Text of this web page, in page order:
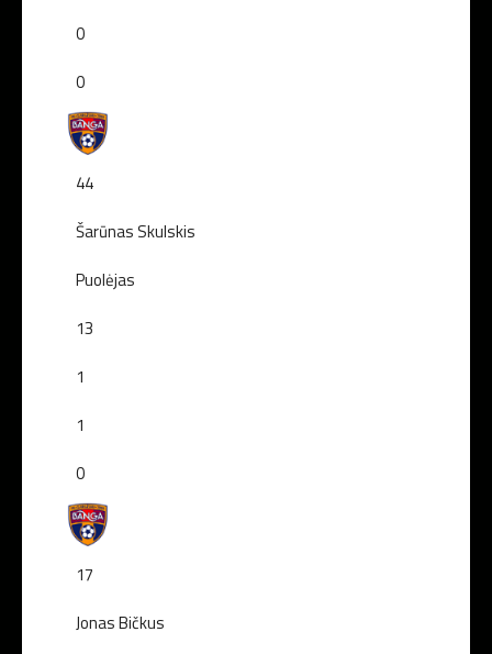
0
0
44
Šarūnas Skulskis
Puolėjas
13
1
1
0
17
Jonas Bičkus